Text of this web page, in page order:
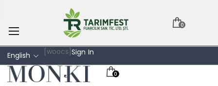
0
English [woocs]Sign In
0